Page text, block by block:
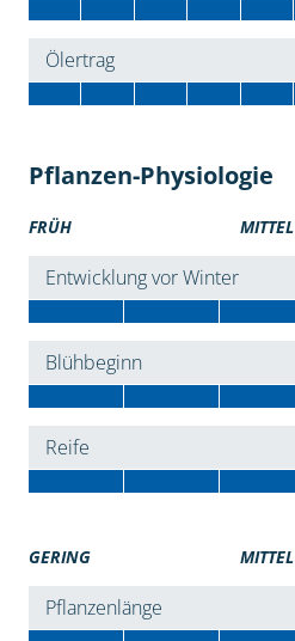
Ölertrag
Pflanzen-Physiologie
FRÜH MITTEL
Entwicklung vor Winter
Blühbeginn
Reife
GERING MITTEL
Pflanzenlänge